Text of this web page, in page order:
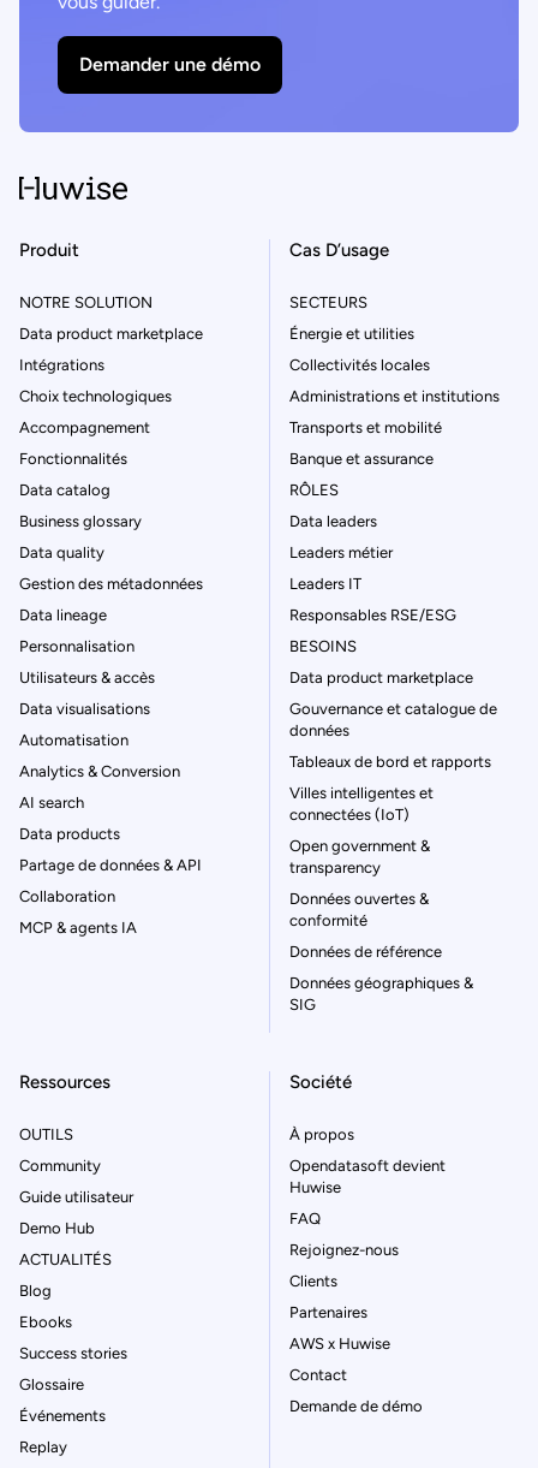
Demander une démo
Produit
NOTRE SOLUTION
Data product marketplace
Intégrations
Choix technologiques
Accompagnement
Fonctionnalités
Data catalog
Business glossary
Data quality
Gestion des métadonnées
Data lineage
Personnalisation
Utilisateurs & accès
Data visualisations
Automatisation
Analytics & Conversion
AI search
Data products
Partage de données & API
Collaboration
MCP & agents IA
Cas D’usage
SECTEURS
Énergie et utilities
Collectivités locales
Administrations et institutions
Transports et mobilité
Banque et assurance
RÔLES
Data leaders
Leaders métier
Leaders IT
Responsables RSE/ESG
BESOINS
Data product marketplace
Gouvernance et catalogue de
données
Tableaux de bord et rapports
Villes intelligentes et
connectées (IoT)
Open government &
transparency
Données ouvertes &
conformité
Données de référence
Données géographiques &
SIG
Ressources
OUTILS
Community
Guide utilisateur
Demo Hub
ACTUALITÉS
Blog
Ebooks
Success stories
Glossaire
Événements
Replay
Société
À propos
Opendatasoft devient
Huwise
FAQ
Rejoignez-nous
Clients
Partenaires
AWS x Huwise
Contact
Demande de démo